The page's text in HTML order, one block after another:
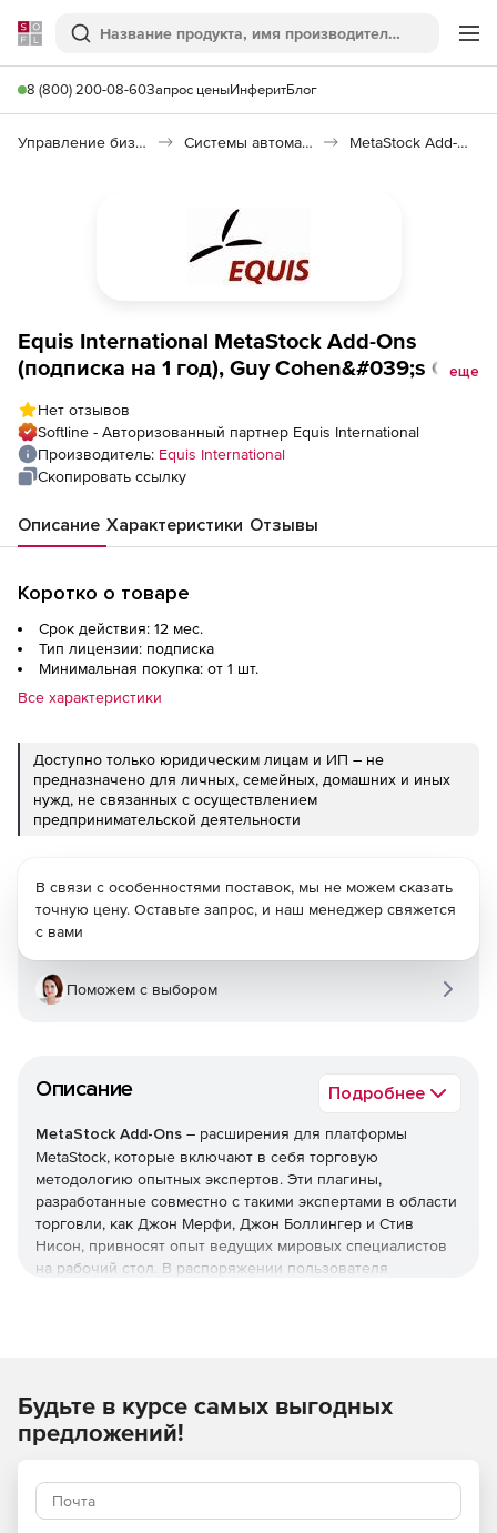
Softline
Поиск
8 (800) 200-08-60Запрос ценыИнферитБлог
Управление бизнесом, CRM/ERP Системы автоматизации MetaStock Add-Ons
Equis International MetaStock Add-Ons
(подписка на 1 год), Guy Cohen&#039;s OVI
еще
Нет отзывов
Softline - Авторизованный партнер Equis International
Производитель: Equis International
Скопировать ссылку
Описание Характеристики Отзывы
Коротко о товаре
Срок действия: 12 мес.
Тип лицензии: подписка
Минимальная покупка: от 1 шт.
Все характеристики
Доступно только юридическим лицам и ИП – не
предназначено для личных, семейных, домашних и иных
нужд, не связанных с осуществлением
предпринимательской деятельности
Описание Подробнее
MetaStock Add-Ons – расширения для платформы
MetaStock, которые включают в себя торговую
методологию опытных экспертов. Эти плагины,
разработанные совместно с такими экспертами в области
торговли, как Джон Мерфи, Джон Боллингер и Стив
Нисон, привносят опыт ведущих мировых специалистов
на рабочий стол. В распоряжении пользователя
В связи с особенностями поставок, мы не можем сказать
точную цену. Оставьте запрос, и наш менеджер свяжется
с вами
Поможем с выбором
Будьте в курсе самых выгодных
предложений!